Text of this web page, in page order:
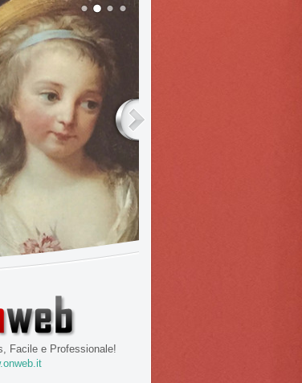
Facile e Professionale!